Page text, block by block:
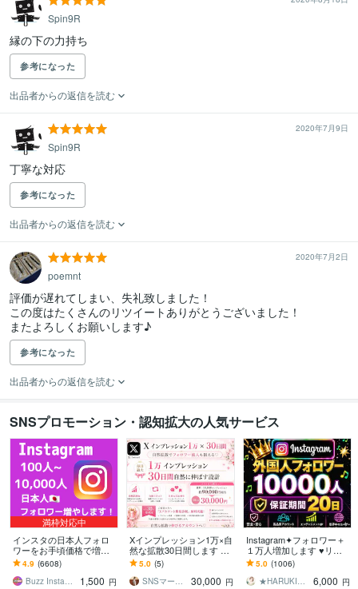
Spin9R
縁の下の力持ち
参考になった
出品者からの返信を読む
2020年7月9日
Spin9R
丁寧な対応
参考になった
出品者からの返信を読む
2020年7月2日
poemnt
評価が遅れてしまい、失礼致しました！
この度はたくさんのリツイートありがとうございました！
参考になった
出品者からの返信を読む
SNSプロモーション・認知拡大の人気サービス
満枠対応中
インスタの日本人フォロ
ワーをお手頃価格で増や
します インスタ日本人フ
ォロワー100人～【高品質
✨お手頃価格❗】
4.9 (6608)
Buzz Insta【SNSマーケ】
1,500 円
Xインプレッション1万×自
然な拡散30日間します ポ
スト分割対応♡フォロワ
ー流入も狙える拡散設計⭐︎
5.0 (5)
SNSマーケティング沙織
30,000 円
Instagram✦フォロワー＋
１万人増加します ♥リー
ル再生回数３００００回
おまけ付き♥インスタ１０
０００人
5.0 (1006)
★HARUKI★SNS集客サポート
6,000 円